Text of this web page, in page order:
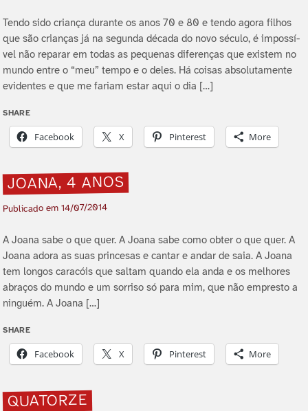
Tendo sido criança durante os anos 70 e 80 e tendo agora filhos
que são crianças já na segunda década do novo século, é impossí­
vel não reparar em todas as pequenas diferenças que existem no
mundo entre o “meu” tempo e o deles. Há coisas absolutamente
evidentes e que me fariam estar aqui o dia […]
SHARE
Facebook X Pinterest More
JOANA, 4 ANOS
Publicado em14/07/2014
A Joana sabe o que quer. A Joana sabe como obter o que quer. A
Joana adora as suas princesas e cantar e andar de saia. A Joana
tem longos caracóis que saltam quando ela anda e os melhores
abraços do mundo e um sorriso só para mim, que não empresto a
ninguém. A Joana […]
SHARE
Facebook X Pinterest More
QUATORZE